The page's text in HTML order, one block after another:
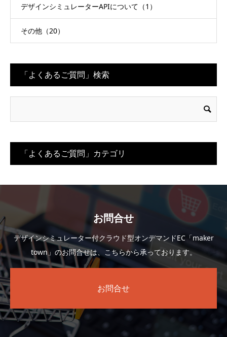
デザインシミュレーターAPIについて（1）
その他（20）
「よくあるご質問」検索
「よくあるご質問」カテゴリ
お問合せ
デザインシミュレーター付クラウド型オンデマンドEC「maker
town」のお問合せは、こちらから承っております。
お問合せ